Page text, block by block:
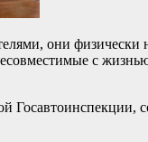
они
с